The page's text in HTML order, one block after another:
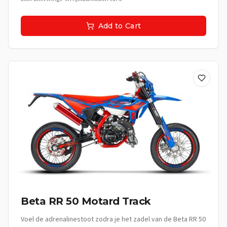
supermoto ben je niet alleen onderweg, je beleeft het leven.
**De Beleving:** Deze supermoto is perfect voor de jonge
bochten op landelijke wegen, de Beta RR 50 Motard Sport
nodigt je uit om de wereld te ontdekken. Het is meer dan
een vervoermiddel; het is een uitdrukking van jouw stijl, jouw
energie en jouw vrijheid. **Technische specificaties:** •
Cilinderinhoud: 50cc • Motor: Hoogwaardige tweetaktmotor •
Koeling: Vloeistofgekoeld • Versnellingsbak:
Handgeschakeld **Uitrusting:** • Sportief supermoto frame •
Race-geïnspireerde remmen • Robuuste vering voor
optimale wegligging • Stijlvolle zwarte afwerking •
Lichtgewicht spaakwielen • Digitale display • Comfortabel
sportzadel
Add to Cart
Beta RR 50 Motard Track
Voel de adrenalinestoot zodra je het zadel van de Beta RR 50